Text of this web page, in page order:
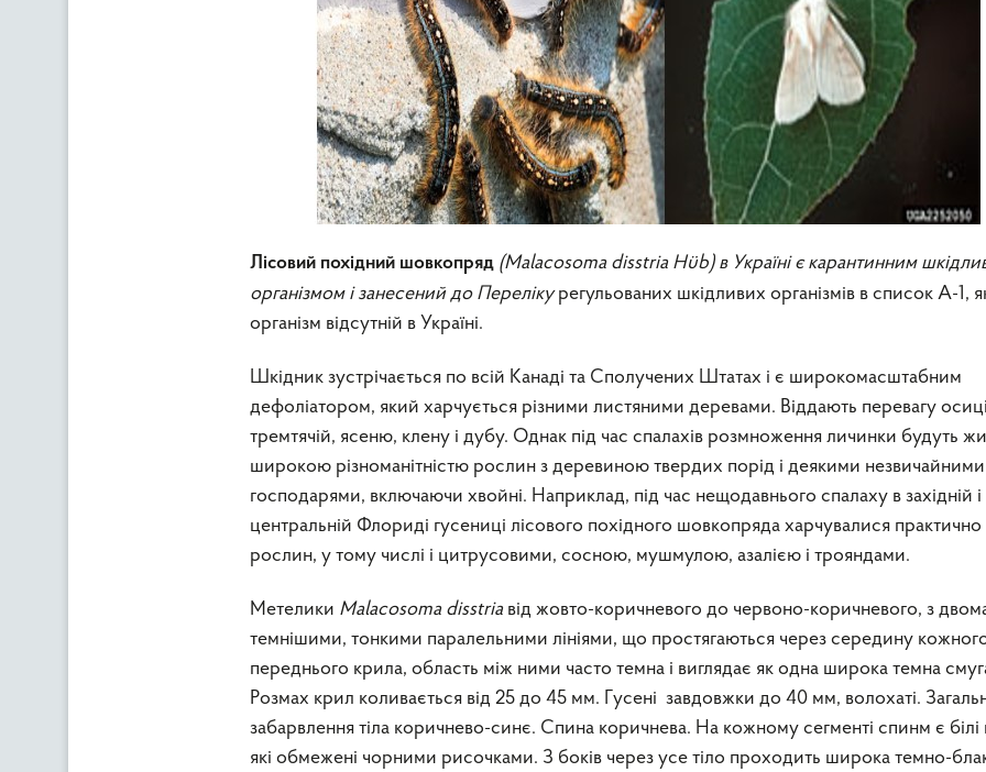
Лісовий похідний шовкопряд (Malacosoma disstria Hüb) в Україні є карантинним
організмом і занесений до Перелікурегульованих шкідливих організмів в список А-1,
організм відсутній в Україні.
Шкідник зустрічається по всій Канаді та Сполучених Штатах і є широкомасштабним
дефоліатором, який харчується різними листяними деревами. Віддають перевагу осиці
тремтячій, ясеню, клену і дубу. Однак під час спалахів розмноження личинки будуть
широкою різноманітністю рослин з деревиною твердих порід і деякими незвичайними
господарями, включаючи хвойні. Наприклад, під час нещодавнього спалаху в західній і
центральній Флориді гусениці лісового похідного шовкопряда харчувалися практично
рослин, у тому числі і цитрусовими, сосною, мушмулою, азалією і трояндами.
Метелики Malacosoma disstriaвід жовто-коричневого до червоно-коричневого, з
темнішими, тонкими паралельними лініями, що простягаються через середину
переднього крила, область між ними часто темна і виглядає як одна широка темна
Розмах крил коливається від 25 до 45 мм. Гусені завдовжки до 40 мм, волохаті.
забарвлення тіла коричнево-синє. Спина коричнева. На кожному сегменті спинм є білі
які обмежені чорними рисочками. З боків через усе тіло проходить широка темно-